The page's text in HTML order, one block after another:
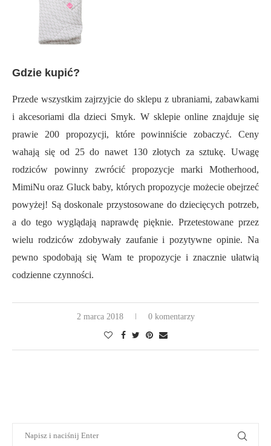
Gdzie kupić?
Przede wszystkim zajrzyjcie do sklepu z ubraniami, zabawkami
i akcesoriami dla dzieci Smyk. W sklepie online znajduje się
prawie 200 propozycji, które powinniście zobaczyć. Ceny
wahają się od 25 do nawet 130 złotych za sztukę. Uwagę
rodziców powinny zwrócić propozycje marki Motherhood,
MimiNu oraz Gluck baby, których propozycje możecie obejrzeć
powyżej! Są doskonale przystosowane do dziecięcych potrzeb,
a do tego wyglądają naprawdę pięknie. Przetestowane przez
wielu rodziców zdobywały zaufanie i pozytywne opinie. Na
pewno spodobają się Wam te propozycje i znacznie ułatwią
codzienne czynności.
2 marca 2018 0 komentarzy